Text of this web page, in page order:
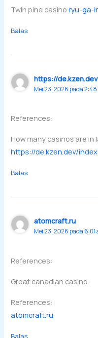
Twin pine casinoryu-ga-
Balas
https://
Mei 23, 2026 pada 2:48
References:
How many casinos are in
https://de.kzen.dev/
Balas
atomcraft.ru
Mei 23, 2026 pada 6:01
References:
Great canadian casino
References:
atomcraft.ru
Balas